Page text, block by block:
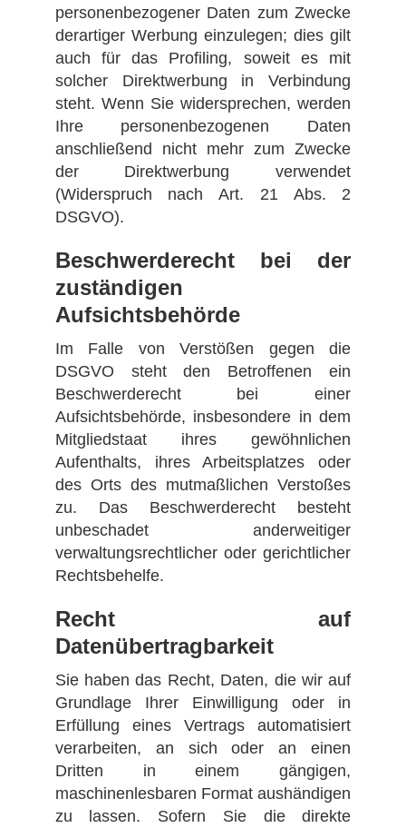
personenbezogener Daten zum Zwecke
derartiger Werbung einzulegen; dies gilt
auch für das Profiling, soweit es mit
solcher Direktwerbung in Verbindung
steht. Wenn Sie widersprechen, werden
Ihre personenbezogenen Daten
anschließend nicht mehr zum Zwecke
der Direktwerbung verwendet
(Widerspruch nach Art. 21 Abs. 2
DSGVO).
Beschwerderecht bei der
zuständigen
Aufsichtsbehörde
Im Falle von Verstößen gegen die
DSGVO steht den Betroffenen ein
Beschwerderecht bei einer
Aufsichtsbehörde, insbesondere in dem
Mitgliedstaat ihres gewöhnlichen
Aufenthalts, ihres Arbeitsplatzes oder
des Orts des mutmaßlichen Verstoßes
zu. Das Beschwerderecht besteht
unbeschadet anderweitiger
verwaltungsrechtlicher oder gerichtlicher
Rechtsbehelfe.
Recht auf
Datenübertragbarkeit
Sie haben das Recht, Daten, die wir auf
Grundlage Ihrer Einwilligung oder in
Erfüllung eines Vertrags automatisiert
verarbeiten, an sich oder an einen
Dritten in einem gängigen,
maschinenlesbaren Format aushändigen
zu lassen. Sofern Sie die direkte